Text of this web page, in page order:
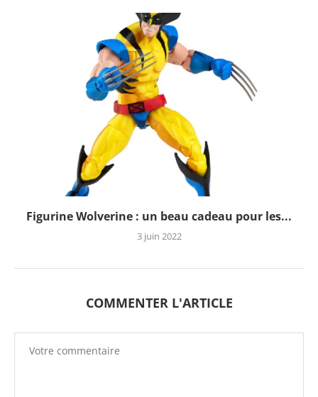
Figurine Wolverine : un beau cadeau pour les...
3 juin 2022
COMMENTER L'ARTICLE